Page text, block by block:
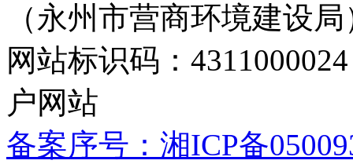
（永州市营商环境建设局
网站标识码：
户网站
备案序号：湘ICP备